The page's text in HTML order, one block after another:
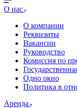
О нас
О компании
Реквизиты
Вакансии
Руководство
Комиссия по
Одно окно
Политика в
Аренда